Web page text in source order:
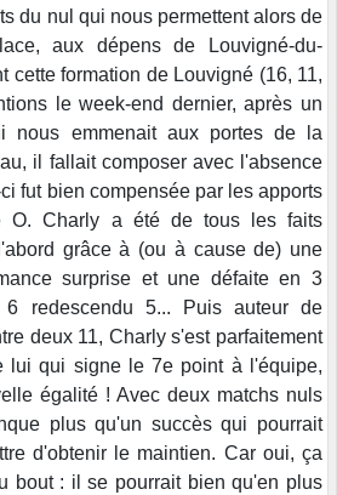
du nul qui nous permettent alors de
aux dépens de Louvigné-du-
cette formation de Louvigné (16, 11,
le week-end dernier, après un
nous emmenait aux portes de la
il fallait composer avec l'absence
fut bien compensée par les apports
O. Charly a été de tous les faits
grâce à (ou à cause de) une
surprise et une défaite en 3
redescendu 5... Puis auteur de
deux 11, Charly s'est parfaitement
lui qui signe le 7e point à l'équipe,
égalité ! Avec deux matchs nuls
plus qu'un succès qui pourrait
d'obtenir le maintien. Car oui, ça
bout : il se pourrait bien qu'en plus